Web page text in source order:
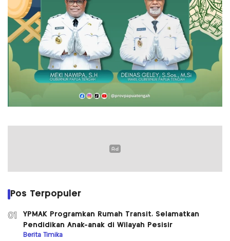
Pos Terpopuler
01
YPMAK Programkan Rumah Transit, Selamatkan
Pendidikan Anak-anak di Wilayah Pesisir
Berita Timika